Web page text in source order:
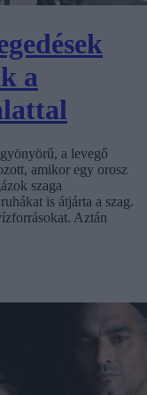
a
a levegő
amikor egy orosz
szaga
is átjárta a szag.
Aztán